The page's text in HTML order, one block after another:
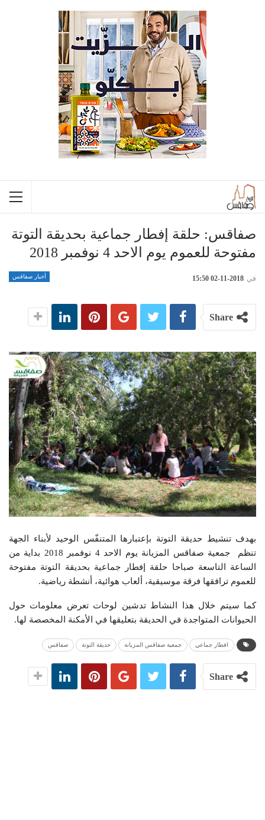
صفاقس: حلقة إفطار جماعية بحديقة التوتة
مفتوحة للعموم يوم الاحد 4 نوفمبر 2018
أخبار صفاقس في 2018-11-02 15:50
Share
بهدف تنشيط حديقة التوتة بإعتبارها المتنفّس الوحيد لأبناء الجهة
تنظم جمعية صفاقس المزيانة يوم الاحد 4 نوفمبر 2018 بداية من
الساعة التاسعة صباحا حلقة إفطار جماعية بحديقة التوتة مفتوحة
للعموم ترافقها فرقة موسيقية، ألعاب هوائية، أنشطة رياضية.
كما سيتم خلال هذا النشاط تدشين لوحات تعرض معلومات حول
الحيوانات المتواجدة في الحديقة بتعليقها في الأمكنة المخصصة لها.
افطار جماعي جمعية صفاقس المزيانة حديقة التوتة صفاقس
Share